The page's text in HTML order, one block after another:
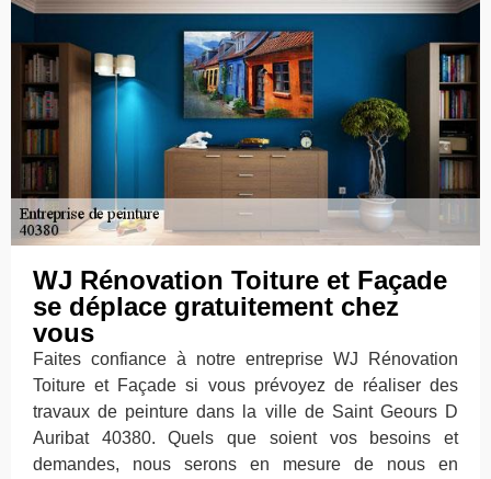
WJ Rénovation Toiture et Façade
se déplace gratuitement chez
vous
Faites confiance à notre entreprise WJ Rénovation
Toiture et Façade si vous prévoyez de réaliser des
travaux de peinture dans la ville de Saint Geours D
Auribat 40380. Quels que soient vos besoins et
demandes, nous serons en mesure de nous en